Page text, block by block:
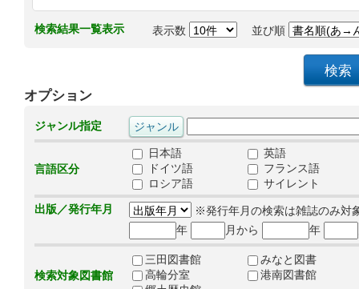
検索結果一覧表示 表示数 並び順
オプション
ジャンル指定
言語区分
日本語
英語
ドイツ語
フランス語
ロシア語
サイレント
出版／発行年月
※発行年月の検索は雑誌のみ対
年
月から 年
検索対象図書館
三田図書館
みなと図書
高輪分室
港南図書館